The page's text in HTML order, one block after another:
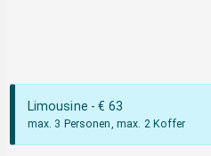
Limousine - € 63
max. 3 Personen, max. 2 Koffer